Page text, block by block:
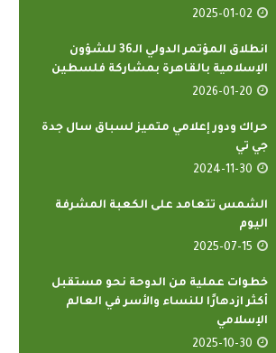
2025-01-02
انطلاق المؤتمر الدولي الـ36 للشؤون
الإسلامية بالقاهرة بمشاركة فلسطين
2026-01-20
حراك ودور إعلامي متميز لسباق سال جدة
جي تي
2024-11-30
الشمس تتعامد على الكعبة المشرفة
اليوم
2025-07-15
خطوات عملية من الدوحة نحو مستقبل
أكثر ازدهارًا للنساء والأسر في العالم
الإسلامي
2025-10-30